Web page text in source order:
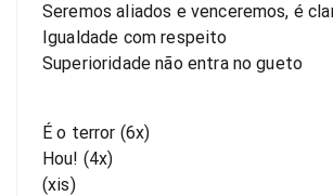
Seremos aliados e venceremos, é
Igualdade com respeito
Superioridade não entra no gueto
É o terror (6x)
Hou! (4x)
(xis)